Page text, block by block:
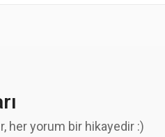
her yorum bir hikayedir :)